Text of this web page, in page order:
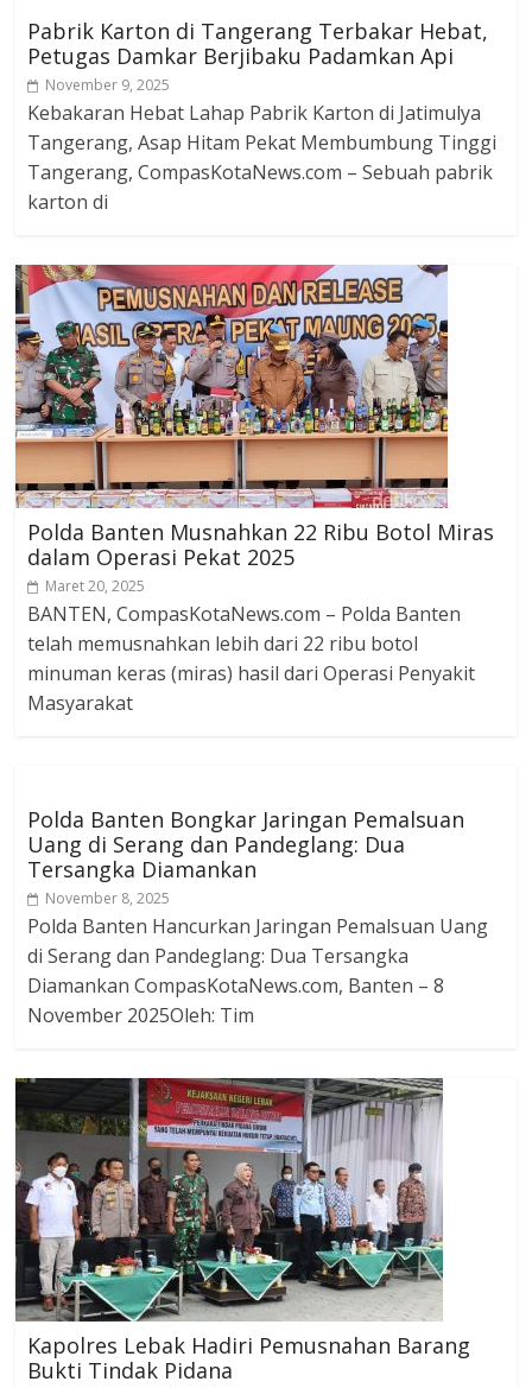
Pabrik Karton di Tangerang Terbakar Hebat,
Petugas Damkar Berjibaku Padamkan Api
November 9, 2025
Kebakaran Hebat Lahap Pabrik Karton di Jatimulya
Tangerang, Asap Hitam Pekat Membumbung Tinggi
Tangerang, CompasKotaNews.com – Sebuah pabrik
karton di
Polda Banten Musnahkan 22 Ribu Botol Miras
dalam Operasi Pekat 2025
Maret 20, 2025
BANTEN, CompasKotaNews.com – Polda Banten
telah memusnahkan lebih dari 22 ribu botol
minuman keras (miras) hasil dari Operasi Penyakit
Masyarakat
Polda Banten Bongkar Jaringan Pemalsuan
Uang di Serang dan Pandeglang: Dua
Tersangka Diamankan
November 8, 2025
Polda Banten Hancurkan Jaringan Pemalsuan Uang
di Serang dan Pandeglang: Dua Tersangka
Diamankan CompasKotaNews.com, Banten – 8
November 2025Oleh: Tim
Kapolres Lebak Hadiri Pemusnahan Barang
Bukti Tindak Pidana